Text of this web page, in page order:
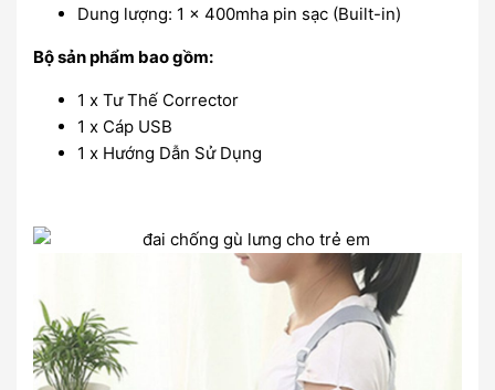
Dung lượng: 1 x 400mha pin sạc (Built-in)
Bộ sản phẩm bao gồm:
1 x Tư Thế Corrector
1 x Cáp USB
1 x Hướng Dẫn Sử Dụng